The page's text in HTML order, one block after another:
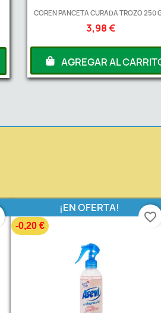
COREN PANCETA CURADA TROZO 250
3,98 €
AGREGAR AL
¡EN OFERTA!
-0,20 €
favorite_border